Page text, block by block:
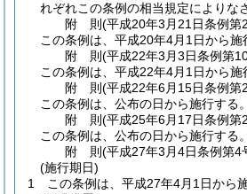
れぞれこの条例の相当規定によりな
附 則(平成20年3月21日条例第
この条例は、平成20年4月1日から施
附 則(平成22年3月3日条例第
この条例は、平成22年4月1日から施
附 則(平成22年6月15日条例第
この条例は、公布の日から施行する。
附 則(平成25年6月17日条例第
この条例は、公布の日から施行する。
附 則(平成27年3月4日条例第4
(施行期日)
1
この条例は、平成27年4月1日から